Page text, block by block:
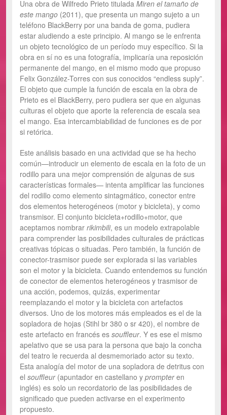
Una obra de Wilfredo Prieto titulada Miren el tamaño de
este mango (2011), que presenta un mango sujeto a un
teléfono BlackBerry por una banda de goma, pudiera
estar aludiendo a este principio. Al mango se le enfrenta
un objeto tecnológico de un período muy específico. Si la
obra en sí no es una fotografía, implicaría una reposición
permanente del mango, en el mismo modo que propuso
Felix González-Torres con sus conocidos “endless suply”.
El objeto que cumple la función de escala en la obra de
Prieto es el BlackBerry, pero pudiera ser que en algunas
culturas el objeto que aporte la referencia de escala sea
el mango. Esa intercambiabilidad de funciones es de por
si retórica.
Este análisis basado en una actividad que se ha hecho
común—introducir un elemento de escala en la foto de un
rodillo para una mejor comprensión de algunas de sus
características formales— intenta amplificar las funciones
del rodillo como elemento sintagmático, conector entre
dos elementos heterogéneos (motor y bicicleta), y como
transmisor. El conjunto bicicleta+rodillo+motor, que
aceptamos nombrar rikimbili, es un modelo extrapolable
para comprender las posibilidades culturales de prácticas
creativas tópicas o situadas. Pero también, la función de
conector-trasmisor puede ser explorada si las variables
son el motor y la bicicleta. Cuando entendemos su función
de conector de elementos heterogéneos y trasmisor de
una acción, podemos, quizás, experimentar
reemplazando el motor y la bicicleta con artefactos
diversos. Uno de los motores más empleados es el de la
sopladora de hojas (Stihl br 380 o sr 420), el nombre de
este artefacto en francés es souffleur. Y es ese el mismo
apelativo que se usa para la persona que bajo la concha
del teatro le recuerda al desmemoriado actor su texto.
Esta analogía del motor de una sopladora de detritus con
el souffleur (apuntador en castellano y prompteren
inglés) es solo un recordatorio de las posibilidades de
significado que pueden activarse en el experimento
propuesto.